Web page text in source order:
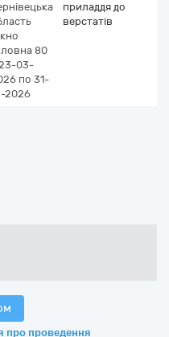
80
03-
по 31-
2026
приладдя до
верстатів
про проведення